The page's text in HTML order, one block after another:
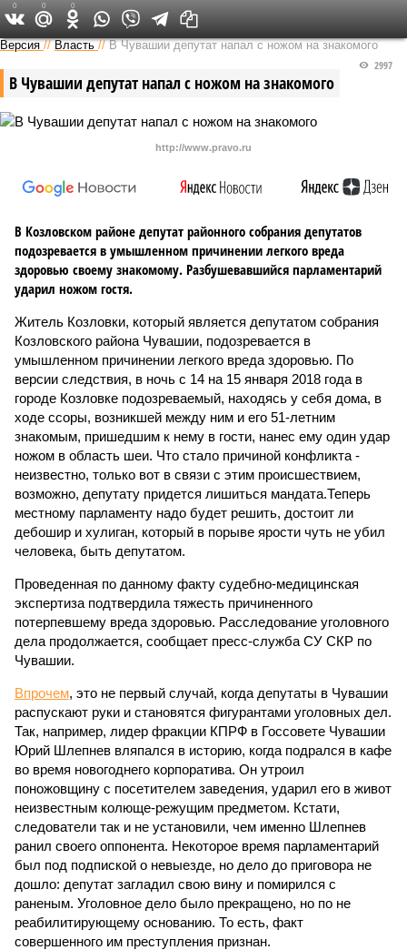
Версия в Чувашии
Версия //Власть //В Чувашии депутат напал с ножом на знакомого
В Чувашии депутат напал с ножом на знакомого
2997
http://www.pravo.ru
В Козловском районе депутат районного собрания депутатов
подозревается в умышленном причинении легкого вреда
здоровью своему знакомому. Разбушевавшийся парламентарий
ударил ножом гостя.
Житель Козловки, который является депутатом собрания
Козловского района Чувашии, подозревается в
умышленном причинении легкого вреда здоровью. По
версии следствия, в ночь с 14 на 15 января 2018 года в
городе Козловке подозреваемый, находясь у себя дома, в
ходе ссоры, возникшей между ним и его 51-летним
знакомым, пришедшим к нему в гости, нанес ему один удар
ножом в область шеи. Что стало причиной конфликта -
неизвестно, только вот в связи с этим происшествием,
возможно, депутату придется лишиться мандата.Теперь
местному парламенту надо будет решить, достоит ли
дебошир и хулиган, который в порыве ярости чуть не убил
человека, быть депутатом.
Проведенная по данному факту судебно-медицинская
экспертиза подтвердила тяжесть причиненного
потерпевшему вреда здоровью. Расследование уголовного
дела продолжается, сообщает пресс-служба СУ СКР по
Чувашии.
Впрочем, это не первый случай, когда депутаты в Чувашии
распускают руки и становятся фигурантами уголовных дел.
Так, например, лидер фракции КПРФ в Госсовете Чувашии
Юрий Шлепнев вляпался в историю, когда подрался в кафе
во время новогоднего корпоратива. Он утроил
поножовщину с посетителем заведения, ударил его в живот
неизвестным колюще-режущим предметом. Кстати,
следователи так и не установили, чем именно Шлепнев
ранил своего оппонента. Некоторое время парламентарий
был под подпиской о невыезде, но дело до приговора не
дошло: депутат загладил свою вину и помирился с
раненым. Уголовное дело было прекращено, но по не
реабилитирующему основанию. То есть, факт
совершенного им преступления признан.
0 0 0